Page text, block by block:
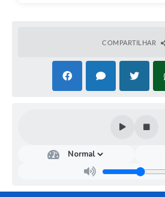
COMPARTILHAR